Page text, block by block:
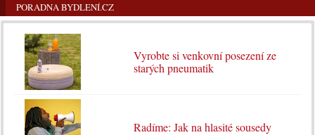
PORADNA BYDLENÍ.CZ
Vyrobte si venkovní posezení ze
starých pneumatik
Radíme: Jak na hlasité sousedy